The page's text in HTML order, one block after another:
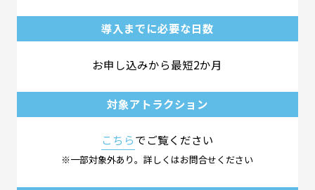
導入までに必要な日数
お申し込みから最短2か月
対象アトラクション
こちらでご覧ください
※一部対象外あり。詳しくはお問合せください